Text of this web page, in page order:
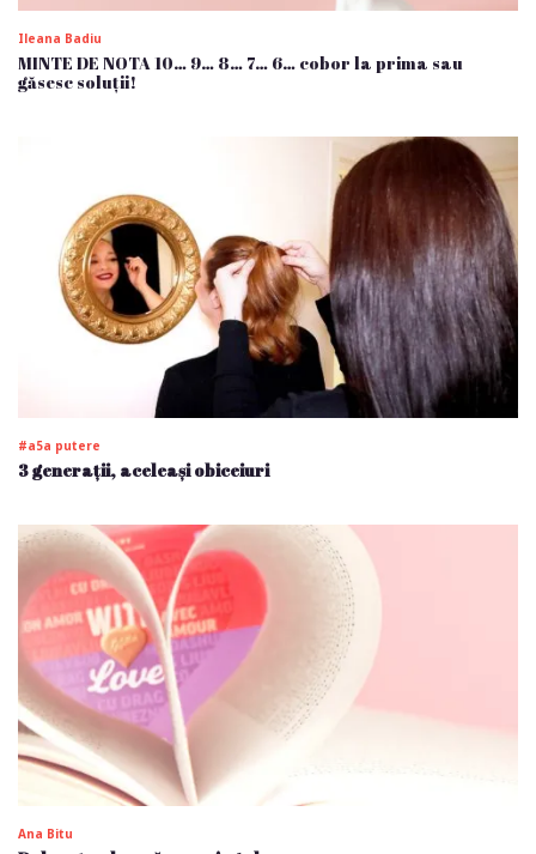
Ileana Badiu
MINTE DE NOTA 10… 9… 8… 7… 6… cobor la prima sau
găsesc soluții!
#a5a putere
3 generații, aceleași obiceiuri
Ana Bitu